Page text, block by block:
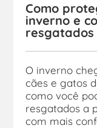
Como
inverno e
resgatados
O inverno
cães e gatos
como você
resgatados a
com mais